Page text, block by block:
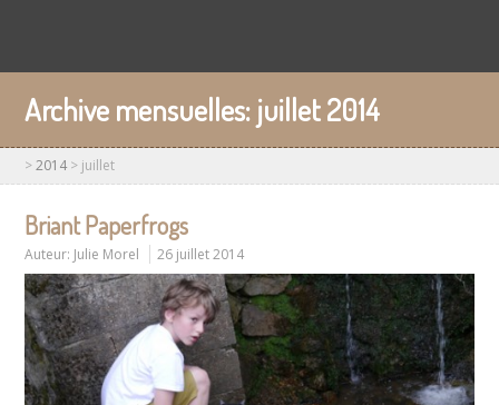
Archive mensuelles: juillet 2014
>2014 > juillet
Briant Paperfrogs
Auteur: Julie Morel 26 juillet 2014